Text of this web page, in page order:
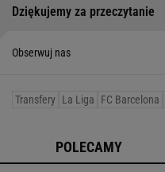
Dziękujemy za przeczytanie
Obserwuj nas
Transfery La Liga FC Barcelona
POLECAMY